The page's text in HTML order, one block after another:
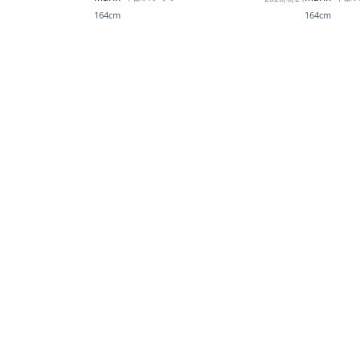
164cm 164cm